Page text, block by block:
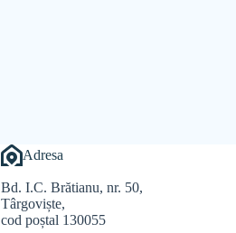
Adresa
Bd. I.C. Brătianu, nr. 50,
Târgoviște,
cod poștal 130055